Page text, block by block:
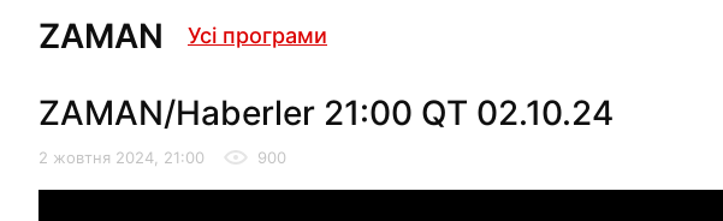
ZAMAN Усі програми
ZAMAN/Haberler 21:00 QT 02.10.24
2 жовтня 2024, 21:00 900